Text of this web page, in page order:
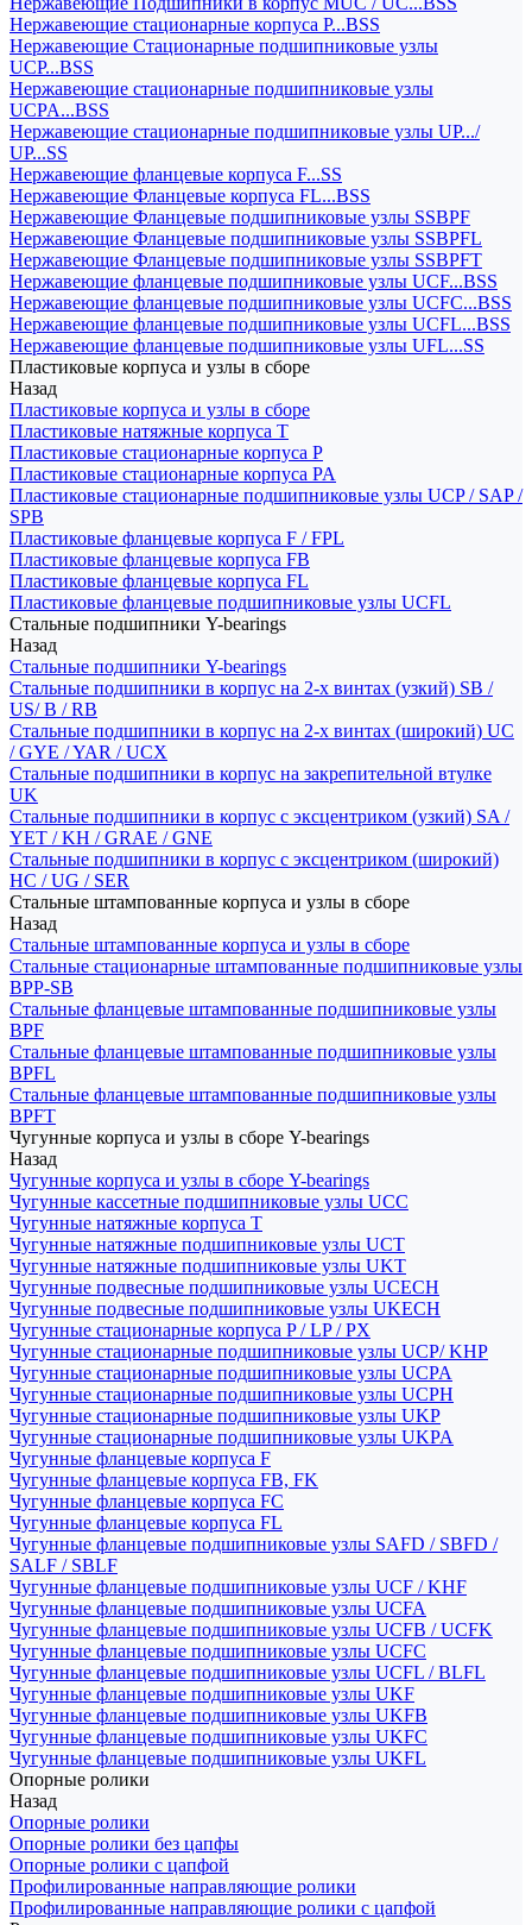
Нержавеющие стационарные корпуса P...BSS
Нержавеющие Стационарные подшипниковые узлы
UCP...BSS
Нержавеющие стационарные подшипниковые узлы
UCPA...BSS
Нержавеющие стационарные подшипниковые узлы UP.../
UP...SS
Нержавеющие фланцевые корпуса F...SS
Нержавеющие Фланцевые корпуса FL...BSS
Нержавеющие Фланцевые подшипниковые узлы SSBPF
Нержавеющие Фланцевые подшипниковые узлы SSBPFL
Нержавеющие Фланцевые подшипниковые узлы SSBPFT
Нержавеющие фланцевые подшипниковые узлы UCF...BSS
Нержавеющие фланцевые подшипниковые узлы UCFC...BSS
Нержавеющие фланцевые подшипниковые узлы UCFL...BSS
Нержавеющие фланцевые подшипниковые узлы UFL...SS
Пластиковые корпуса и узлы в сборе
Назад
Пластиковые корпуса и узлы в сборе
Пластиковые натяжные корпуса T
Пластиковые стационарные корпуса P
Пластиковые стационарные корпуса PA
Пластиковые стационарные подшипниковые узлы UCP / SAP /
SPB
Пластиковые фланцевые корпуса F / FPL
Пластиковые фланцевые корпуса FB
Пластиковые фланцевые корпуса FL
Пластиковые фланцевые подшипниковые узлы UCFL
Стальные подшипники Y-bearings
Назад
Стальные подшипники Y-bearings
Стальные подшипники в корпус на 2-х винтах (узкий) SB /
US/ B / RB
Стальные подшипники в корпус на 2-х винтах (широкий) UC
/ GYE / YAR / UCX
Стальные подшипники в корпус на закрепительной втулке
UK
Стальные подшипники в корпус с эксцентриком (узкий) SA /
YET / KH / GRAE / GNE
Стальные подшипники в корпус с эксцентриком (широкий)
HC / UG / SER
Стальные штампованные корпуса и узлы в сборе
Назад
Стальные штампованные корпуса и узлы в сборе
Стальные стационарные штампованные подшипниковые узлы
BPP-SB
Стальные фланцевые штампованные подшипниковые узлы
BPF
Стальные фланцевые штампованные подшипниковые узлы
BPFL
Стальные фланцевые штампованные подшипниковые узлы
BPFT
Чугунные корпуса и узлы в сборе Y-bearings
Назад
Чугунные корпуса и узлы в сборе Y-bearings
Чугунные кассетные подшипниковые узлы UCC
Чугунные натяжные корпуса T
Чугунные натяжные подшипниковые узлы UCT
Чугунные натяжные подшипниковые узлы UKT
Чугунные подвесные подшипниковые узлы UCECH
Чугунные подвесные подшипниковые узлы UKECH
Чугунные стационарные корпуса P / LP / PX
Чугунные стационарные подшипниковые узлы UCP/ KHP
Чугунные стационарные подшипниковые узлы UCPA
Чугунные стационарные подшипниковые узлы UCPH
Чугунные стационарные подшипниковые узлы UKP
Чугунные стационарные подшипниковые узлы UKPA
Чугунные фланцевые корпуса F
Чугунные фланцевые корпуса FB, FK
Чугунные фланцевые корпуса FC
Чугунные фланцевые корпуса FL
Чугунные фланцевые подшипниковые узлы SAFD / SBFD /
SALF / SBLF
Чугунные фланцевые подшипниковые узлы UCF / KHF
Чугунные фланцевые подшипниковые узлы UCFA
Чугунные фланцевые подшипниковые узлы UCFB / UCFK
Чугунные фланцевые подшипниковые узлы UCFC
Чугунные фланцевые подшипниковые узлы UCFL / BLFL
Чугунные фланцевые подшипниковые узлы UKF
Чугунные фланцевые подшипниковые узлы UKFB
Чугунные фланцевые подшипниковые узлы UKFC
Чугунные фланцевые подшипниковые узлы UKFL
Опорные ролики
Назад
Опорные ролики
Опорные ролики без цапфы
Опорные ролики с цапфой
Профилированные направляющие ролики
Профилированные направляющие ролики с цапфой